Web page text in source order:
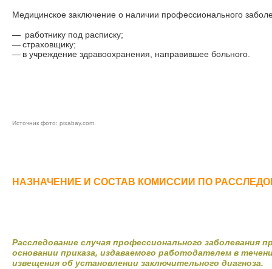
Медицинское заключение о наличии профессионального
— работнику под расписку;
—страховщику;
— в учреждение здравоохранения, направившее больного.
Источник фото: pixabay.com.
НАЗНАЧЕНИЕ И СОСТАВ КОМИССИИ ПО
Расследование случая профессионального заболевания
основании приказа, издаваемого работодателем в
извещения об установлении заключительного диагноза.